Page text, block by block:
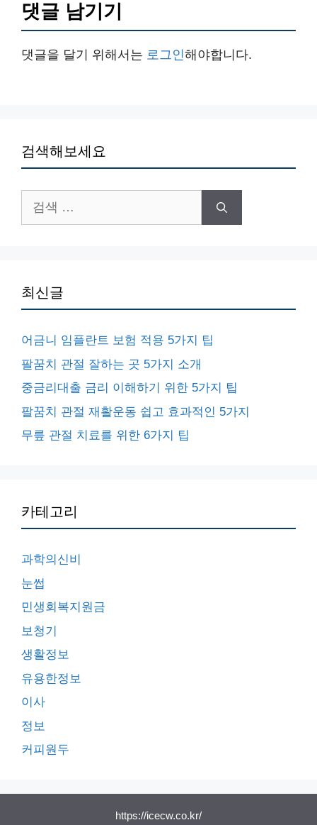
댓글 남기기
댓글을 달기 위해서는 로그인해야합니다.
검색해보세요
색:
최신글
어금니 임플란트 보험 적용 5가지 팁
팔꿈치 관절 잘하는 곳 5가지 소개
중금리대출 금리 이해하기 위한 5가지 팁
팔꿈치 관절 재활운동 쉽고 효과적인 5가지
무릎 관절 치료를 위한 6가지 팁
카테고리
과학의신비
눈썹
민생회복지원금
보청기
생활정보
유용한정보
이사
정보
커피원두
https://icecw.co.kr/